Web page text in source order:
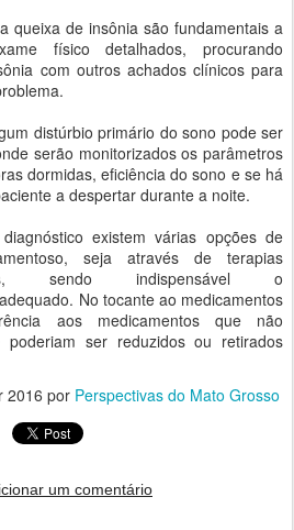
queixa de insônia são fundamentais a
físico detalhados, procurando
com outros achados clínicos para
distúrbio primário do sono pode ser
serão monitorizados os parâmetros
dormidas, eficiência do sono e se há
a despertar durante a noite.
existem várias opções de
seja através de terapias
sendo indispensável o
No tocante ao medicamentos
aos medicamentos que não
poderiam ser reduzidos ou retirados
2016 por Perspectivas do Mato Grosso
um comentário